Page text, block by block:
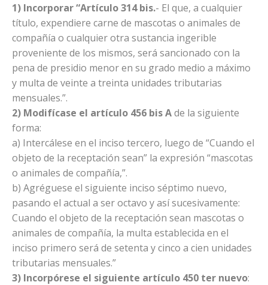
1) Incorporar “Artículo 314 bis.- El que, a cualquier
título, expendiere carne de mascotas o animales de
compañía o cualquier otra sustancia ingerible
proveniente de los mismos, será sancionado con la
pena de presidio menor en su grado medio a máximo
y multa de veinte a treinta unidades tributarias
mensuales.”.
2) Modifícase el artículo 456 bis Ade la siguiente
forma:
a) Intercálese en el inciso tercero, luego de “Cuando el
objeto de la receptación sean” la expresión “mascotas
o animales de compañía,”.
b) Agréguese el siguiente inciso séptimo nuevo,
pasando el actual a ser octavo y así sucesivamente:
Cuando el objeto de la receptación sean mascotas o
animales de compañía, la multa establecida en el
inciso primero será de setenta y cinco a cien unidades
tributarias mensuales.”
3) Incorpórese el siguiente artículo 450 ter nuevo: